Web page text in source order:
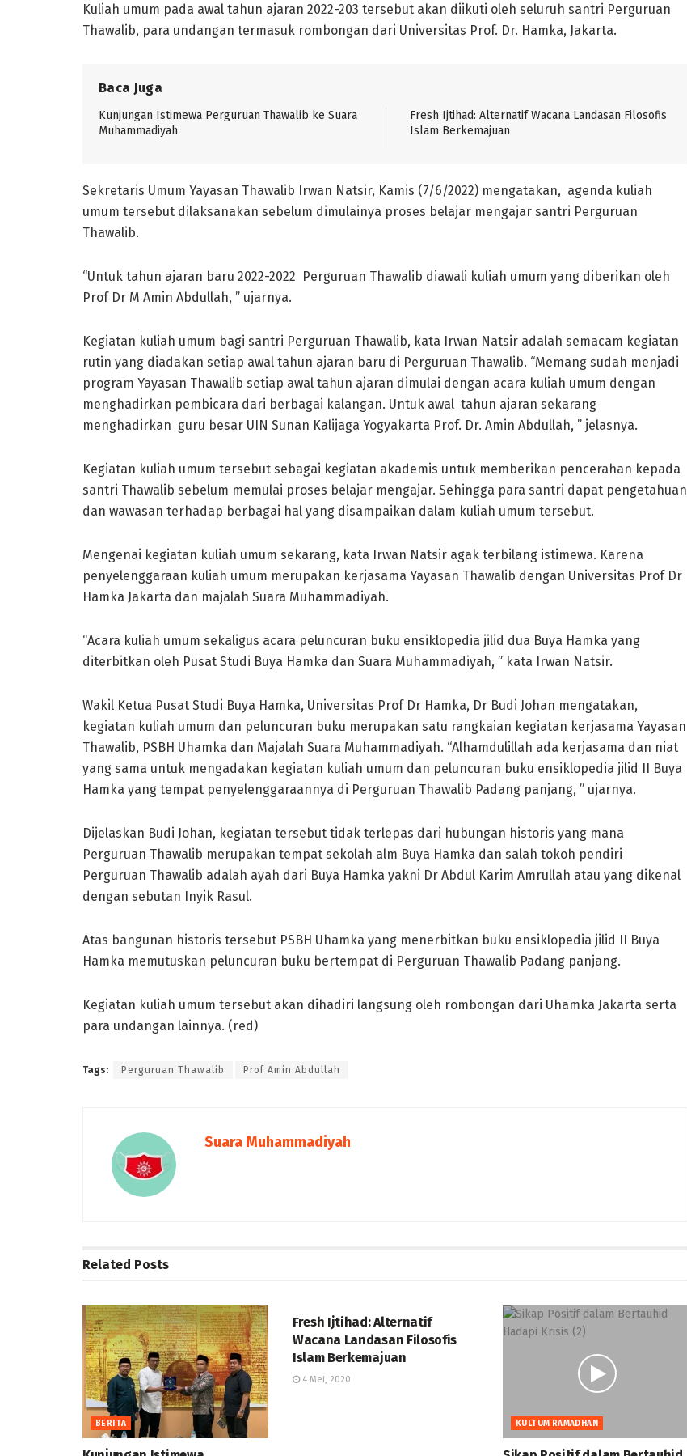
Kuliah umum pada awal tahun ajaran 2022-203 tersebut akan diikuti oleh seluruh santri Perguruan
Thawalib, para undangan termasuk rombongan dari Universitas Prof. Dr. Hamka, Jakarta.
Baca Juga
Kunjungan Istimewa Perguruan Thawalib ke Suara
Muhammadiyah
Fresh Ijtihad: Alternatif Wacana Landasan Filosofis
Islam Berkemajuan
Sekretaris Umum Yayasan Thawalib Irwan Natsir, Kamis (7/6/2022) mengatakan, agenda kuliah
umum tersebut dilaksanakan sebelum dimulainya proses belajar mengajar santri Perguruan
Thawalib.
“Untuk tahun ajaran baru 2022-2022 Perguruan Thawalib diawali kuliah umum yang diberikan oleh
Prof Dr M Amin Abdullah, ” ujarnya.
Kegiatan kuliah umum bagi santri Perguruan Thawalib, kata Irwan Natsir adalah semacam kegiatan
rutin yang diadakan setiap awal tahun ajaran baru di Perguruan Thawalib. “Memang sudah menjadi
program Yayasan Thawalib setiap awal tahun ajaran dimulai dengan acara kuliah umum dengan
menghadirkan pembicara dari berbagai kalangan. Untuk awal tahun ajaran sekarang
menghadirkan guru besar UIN Sunan Kalijaga Yogyakarta Prof. Dr. Amin Abdullah, ” jelasnya.
Kegiatan kuliah umum tersebut sebagai kegiatan akademis untuk memberikan pencerahan kepada
santri Thawalib sebelum memulai proses belajar mengajar. Sehingga para santri dapat pengetahuan
dan wawasan terhadap berbagai hal yang disampaikan dalam kuliah umum tersebut.
Mengenai kegiatan kuliah umum sekarang, kata Irwan Natsir agak terbilang istimewa. Karena
penyelenggaraan kuliah umum merupakan kerjasama Yayasan Thawalib dengan Universitas Prof Dr
Hamka Jakarta dan majalah Suara Muhammadiyah.
“Acara kuliah umum sekaligus acara peluncuran buku ensiklopedia jilid dua Buya Hamka yang
diterbitkan oleh Pusat Studi Buya Hamka dan Suara Muhammadiyah, ” kata Irwan Natsir.
Wakil Ketua Pusat Studi Buya Hamka, Universitas Prof Dr Hamka, Dr Budi Johan mengatakan,
kegiatan kuliah umum dan peluncuran buku merupakan satu rangkaian kegiatan kerjasama Yayasan
Thawalib, PSBH Uhamka dan Majalah Suara Muhammadiyah. “Alhamdulillah ada kerjasama dan niat
yang sama untuk mengadakan kegiatan kuliah umum dan peluncuran buku ensiklopedia jilid II Buya
Hamka yang tempat penyelenggaraannya di Perguruan Thawalib Padang panjang, ” ujarnya.
Dijelaskan Budi Johan, kegiatan tersebut tidak terlepas dari hubungan historis yang mana
Perguruan Thawalib merupakan tempat sekolah alm Buya Hamka dan salah tokoh pendiri
Perguruan Thawalib adalah ayah dari Buya Hamka yakni Dr Abdul Karim Amrullah atau yang dikenal
dengan sebutan Inyik Rasul.
Atas bangunan historis tersebut PSBH Uhamka yang menerbitkan buku ensiklopedia jilid II Buya
Hamka memutuskan peluncuran buku bertempat di Perguruan Thawalib Padang panjang.
Kegiatan kuliah umum tersebut akan dihadiri langsung oleh rombongan dari Uhamka Jakarta serta
para undangan lainnya. (red)
Tags: Perguruan Thawalib Prof Amin Abdullah
Suara Muhammadiyah
Related Posts
BERITA
Fresh Ijtihad: Alternatif
Wacana Landasan Filosofis
Islam Berkemajuan
4 Mei, 2020
KULTUM RAMADHAN